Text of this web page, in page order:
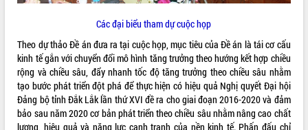
Các đại biểu tham dự cuộc họp
Theo dự thảo Đề án đưa ra tại cuộc họp, mục tiêu của Đề án là tái cơ cấu
kinh tế gắn với chuyển đổi mô hình tăng trưởng theo hướng kết hợp chiều
rộng và chiều sâu, đẩy nhanh tốc độ tăng trưởng theo chiều sâu nhằm
tạo bước phát triển đột phá để thực hiện có hiệu quả Nghị quyết Đại hội
Đảng bộ tỉnh Đắk Lắk lần thứ XVI đề ra cho giai đoạn 2016-2020 và đảm
bảo sau năm 2020 cơ bản phát triển theo chiều sâu nhằm nâng cao chất
lượng, hiệu quả và năng lực cạnh tranh của nền kinh tế. Phấn đấu chỉ